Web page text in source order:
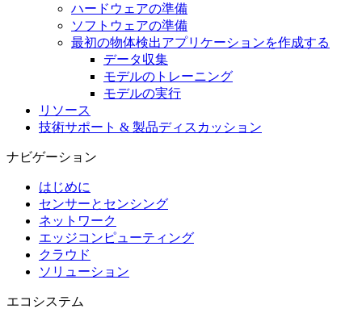
ハードウェアの準備
ソフトウェアの準備
最初の物体検出アプリケーションを作成する
データ収集
モデルのトレーニング
モデルの実行
リソース
技術サポート & 製品ディスカッション
ナビゲーション
はじめに
センサーとセンシング
ネットワーク
エッジコンピューティング
クラウド
ソリューション
エコシステム